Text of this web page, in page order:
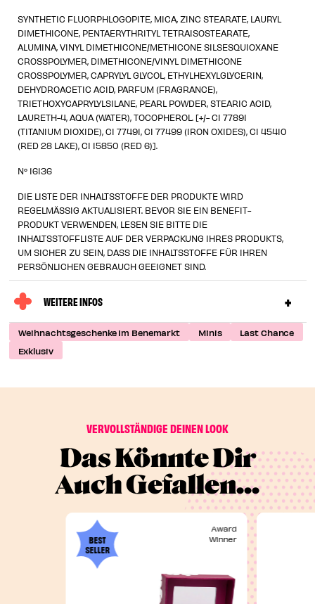
SYNTHETIC FLUORPHLOGOPITE, MICA, ZINC STEARATE, LAURYL
DIMETHICONE, PENTAERYTHRITYL TETRAISOSTEARATE,
ALUMINA, VINYL DIMETHICONE/METHICONE SILSESQUIOXANE
CROSSPOLYMER, DIMETHICONE/VINYL DIMETHICONE
CROSSPOLYMER, CAPRYLYL GLYCOL, ETHYLHEXYLGLYCERIN,
DEHYDROACETIC ACID, PARFUM (FRAGRANCE),
TRIETHOXYCAPRYLYLSILANE, PEARL POWDER, STEARIC ACID,
LAURETH-4, AQUA (WATER), TOCOPHEROL. [+/- CI 77891
(TITANIUM DIOXIDE), CI 77491, CI 77499 (IRON OXIDES), CI 45410
(RED 28 LAKE), CI 15850 (RED 6)].
N° 16136
DIE LISTE DER INHALTSSTOFFE DER PRODUKTE WIRD
REGELMÄSSIG AKTUALISIERT. BEVOR SIE EIN BENEFIT-
PRODUKT VERWENDEN, LESEN SIE BITTE DIE
INHALTSSTOFFLISTE AUF DER VERPACKUNG IHRES PRODUKTS,
UM SICHER ZU SEIN, DASS DIE INHALTSSTOFFE FÜR IHREN
PERSÖNLICHEN GEBRAUCH GEEIGNET SIND.
WEITERE INFOS
Weihnachtsgeschenke Im Benemarkt Minis
Last Chance
Exklusiv
VERVOLLSTÄNDIGE DEINEN LOOK
Das Könnte Dir
Auch Gefallen...
BEST
SELLER
Award
Winner